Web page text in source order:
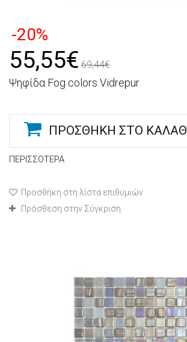
-20%
55,55€ 69,44€
Ψηφίδα Fog colors Vidrepur
ΠΡΟΣΘΉΚΗ ΣΤΟ ΚΑΛΆΘΙ
ΠΕΡΙΣΣΌΤΕΡΑ
Προσθήκη στη λίστα επιθυμιών
Πρόσθεση στην Σύγκριση